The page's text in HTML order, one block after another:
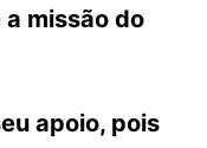
missão do
apoio, pois